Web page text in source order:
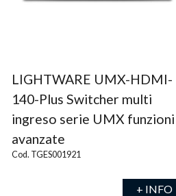
LIGHTWARE UMX-HDMI-
140-Plus Switcher multi
ingreso serie UMX funzioni
avanzate
Cod. TGES001921
+ INFO